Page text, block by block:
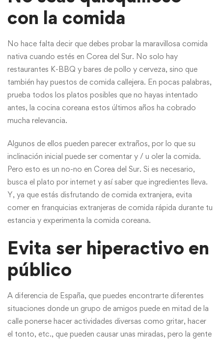
con la comida
No hace falta decir que debes probar la maravillosa comida
nativa cuando estés en Corea del Sur. No solo hay
restaurantes K-BBQ y bares de pollo y cerveza, sino que
también hay puestos de comida callejera. En pocas palabras,
prueba todos los platos posibles que no hayas intentado
antes, la cocina coreana estos últimos años ha cobrado
mucha relevancia.
Algunos de ellos pueden parecer extraños, por lo que su
inclinación inicial puede ser comentar y / u oler la comida.
Pero esto es un no-no en Corea del Sur. Si es necesario,
busca el plato por internet y así saber que ingredientes lleva.
Y, ya que estás disfrutando de comida extranjera, evita
comer en franquicias extranjeras de comida rápida durante tu
estancia y experimenta la comida coreana.
Evita ser hiperactivo en
público
A diferencia de España, que puedes encontrarte diferentes
situaciones donde un grupo de amigos puede en mitad de la
calle ponerse hacer actividades diversas como gritar, hacer
el tonto, etc., que pueden causar unas miradas, pero la gente